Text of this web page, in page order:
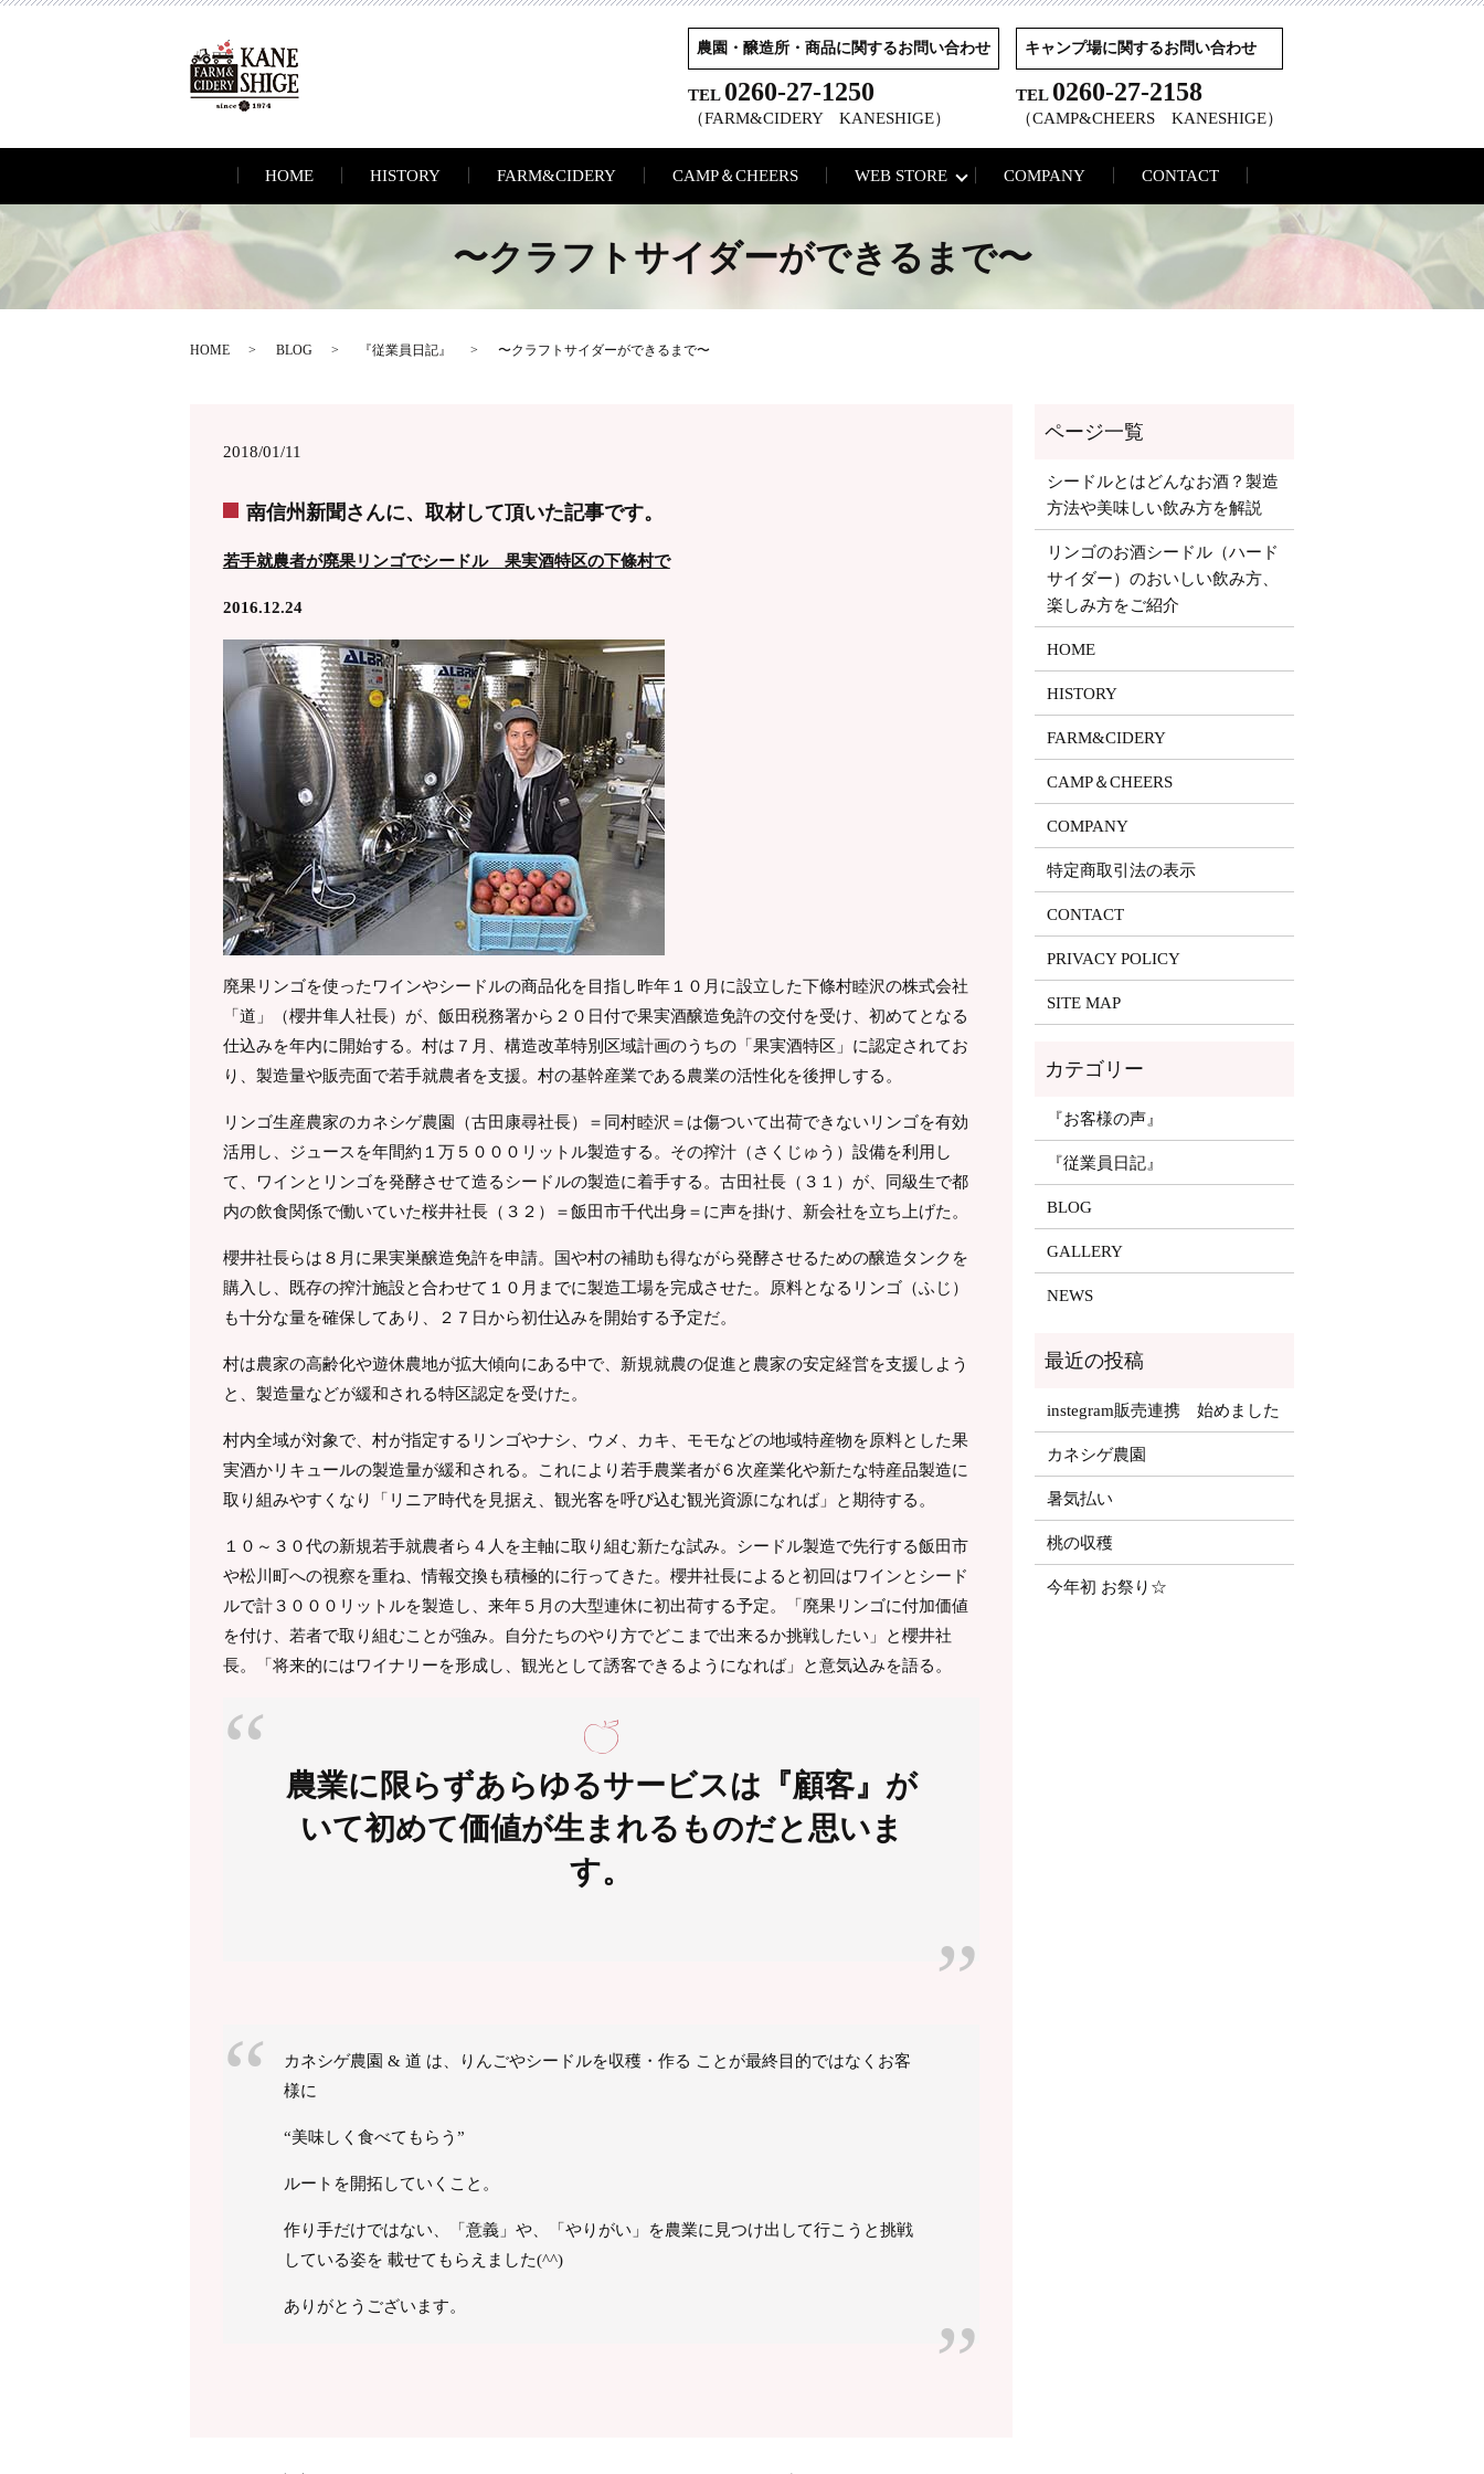
農園・醸造所・商品に関するお問い合わせ
TEL 0260-27-1250
（FARM&CIDERY KANESHIGE）
キャンプ場に関するお問い合わせ
TEL 0260-27-2158
（CAMP&CHEERS KANESHIGE）
HOME HISTORY FARM&CIDERY CAMP＆CHEERS WEB STORE COMPANY CONTACT
〜クラフトサイダーができるまで〜
HOME BLOG 『従業員日記』 〜クラフトサイダーができるまで〜
2018/01/11
南信州新聞さんに、取材して頂いた記事です。
若手就農者が廃果リンゴでシードル 果実酒特区の下條村で
2016.12.24
廃果リンゴを使ったワインやシードルの商品化を目指し昨年１０月に設立した下條村睦沢の株式会社
「道」（櫻井隼人社長）が、飯田税務署から２０日付で果実酒醸造免許の交付を受け、初めてとなる
仕込みを年内に開始する。村は７月、構造改革特別区域計画のうちの「果実酒特区」に認定されてお
り、製造量や販売面で若手就農者を支援。村の基幹産業である農業の活性化を後押しする。
リンゴ生産農家のカネシゲ農園（古田康尋社長）＝同村睦沢＝は傷ついて出荷できないリンゴを有効
活用し、ジュースを年間約１万５０００リットル製造する。その搾汁（さくじゅう）設備を利用し
て、ワインとリンゴを発酵させて造るシードルの製造に着手する。古田社長（３１）が、同級生で都
内の飲食関係で働いていた桜井社長（３２）＝飯田市千代出身＝に声を掛け、新会社を立ち上げた。
櫻井社長らは８月に果実巣醸造免許を申請。国や村の補助も得ながら発酵させるための醸造タンクを
購入し、既存の搾汁施設と合わせて１０月までに製造工場を完成させた。原料となるリンゴ（ふじ）
も十分な量を確保してあり、２７日から初仕込みを開始する予定だ。
村は農家の高齢化や遊休農地が拡大傾向にある中で、新規就農の促進と農家の安定経営を支援しよう
と、製造量などが緩和される特区認定を受けた。
村内全域が対象で、村が指定するリンゴやナシ、ウメ、カキ、モモなどの地域特産物を原料とした果
実酒かリキュールの製造量が緩和される。これにより若手農業者が６次産業化や新たな特産品製造に
取り組みやすくなり「リニア時代を見据え、観光客を呼び込む観光資源になれば」と期待する。
１０～３０代の新規若手就農者ら４人を主軸に取り組む新たな試み。シードル製造で先行する飯田市
や松川町への視察を重ね、情報交換も積極的に行ってきた。櫻井社長によると初回はワインとシード
ルで計３０００リットルを製造し、来年５月の大型連休に初出荷する予定。「廃果リンゴに付加価値
を付け、若者で取り組むことが強み。自分たちのやり方でどこまで出来るか挑戦したい」と櫻井社
長。「将来的にはワイナリーを形成し、観光として誘客できるようになれば」と意気込みを語る。
農業に限らずあらゆるサービスは『顧客』が
いて初めて価値が生まれるものだと思いま
す。
カネシゲ農園 & 道 は、りんごやシードルを収穫・作る ことが最終目的ではなくお客
様に
“美味しく食べてもらう”
ルートを開拓していくこと。
作り手だけではない、「意義」や、「やりがい」を農業に見つけ出して行こうと挑戦
している姿を 載せてもらえました(^^)
ありがとうございます。
シードルとはどんなお酒？製造
方法や美味しい飲み方を解説
リンゴのお酒シードル（ハード
サイダー）のおいしい飲み方、
楽しみ方をご紹介
HOME
HISTORY
FARM&CIDERY
CAMP＆CHEERS
COMPANY
特定商取引法の表示
CONTACT
PRIVACY POLICY
SITE MAP
『お客様の声』
『従業員日記』
BLOG
GALLERY
NEWS
instegram販売連携 始めました
カネシゲ農園
暑気払い
桃の収穫
今年初 お祭り☆